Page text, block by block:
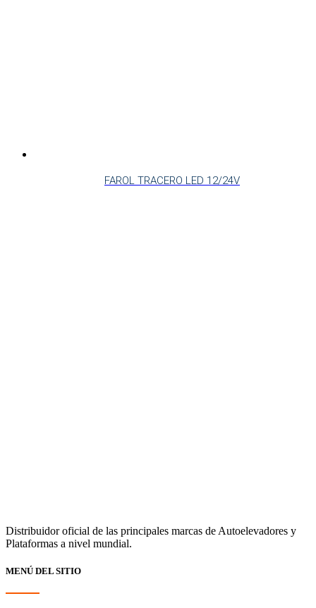
FAROL TRACERO LED 12/24V
Distribuidor oficial de las principales marcas de Autoelevadores y
Plataformas a nivel mundial.
MENÚ DEL SITIO